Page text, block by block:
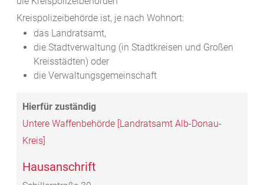
Kreispolizeibehörde ist, je nach Wohnort:
das Landratsamt,
die Stadtverwaltung (in Stadtkreisen und Großen
Kreisstädten) oder
die Verwaltungsgemeinschaft
Untere Waffenbehörde [Landratsamt Alb-Donau-
Kreis]
Hausanschrift